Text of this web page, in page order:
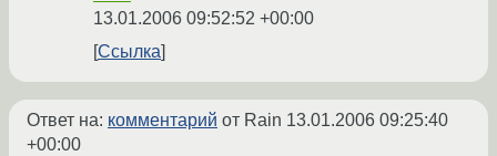
13.01.2006 09:52:52 +00:00
Ссылка
Ответ на: комментарий от Rain 13.01.2006 09:25:40
+00:00